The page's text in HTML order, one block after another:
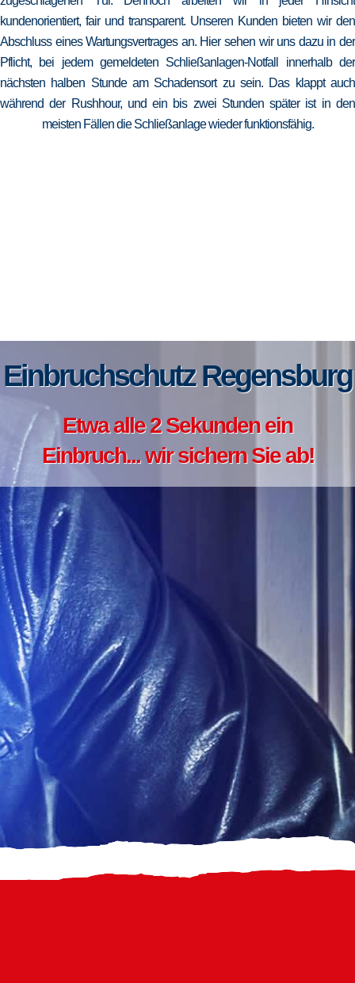
kundenorientiert, fair und transparent. Unseren Kunden bieten wir den
Abschluss eines Wartungsvertrages an. Hier sehen wir uns dazu in der
Pflicht, bei jedem gemeldeten Schließanlagen-Notfall innerhalb der
nächsten halben Stunde am Schadensort zu sein. Das klappt auch
während der Rushhour, und ein bis zwei Stunden später ist in den
meisten Fällen die Schließanlage wieder funktionsfähig.
Einbruchschutz Regensburg
Etwa alle 2 Sekunden ein
Einbruch... wir sichern Sie ab!